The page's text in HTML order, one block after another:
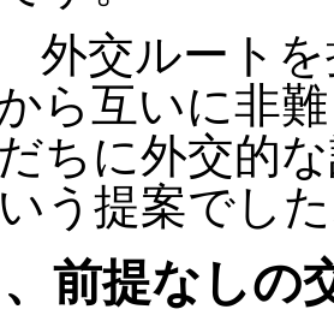
外交ルートを
ら互いに非
ちに外交的
う提案でし
前提なしの